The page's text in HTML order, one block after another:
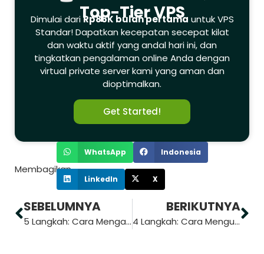
Top-Tier VPS
Dimulai dariRp86K bulan pertama untuk VPS
Standar! Dapatkan kecepatan secepat kilat
dan waktu aktif yang andal hari ini, dan
tingkatkan pengalaman online Anda dengan
virtual private server kami yang aman dan
dioptimalkan.
Get Started!
Membagikan
WhatsApp Indonesia
LinkedIn X
SEBELUMNYA
5 Langkah: Cara Mengakses Forex VPS Menggunakan TeamViewer
BERIKUTNYA
4 Langkah: Cara Mengubah Password VPS dari Client Area